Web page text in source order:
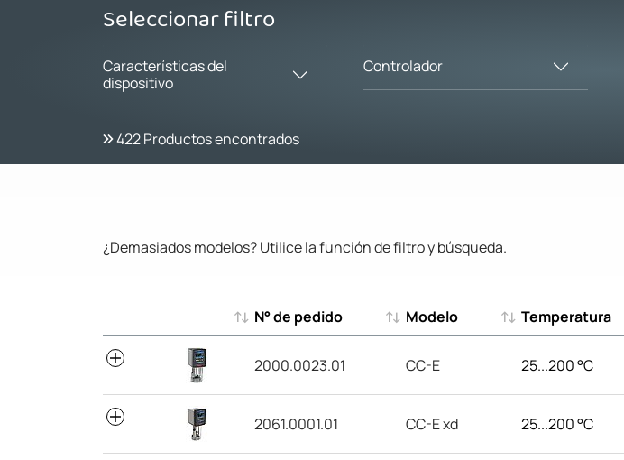
Seleccionar filtro
Características del
dispositivo
Controlador
422Productos encontrados
¿Demasiados modelos? Utilice la función de filtro y búsqueda.
N° de pedido Modelo Temperatura
2000.0023.01
CC-E 25...200 °C
2061.0001.01 CC-E xd 25...200 °C